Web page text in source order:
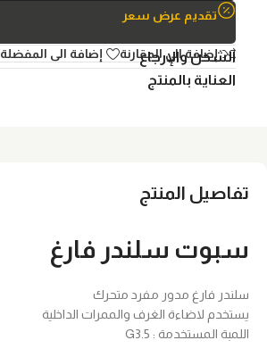
تقديم عرض سعر
إضافة الي المقارنة إضافة الى المفضلة
الشحن والإرجاع
العناية بالمنتج
تفاصيل المنتج
سبوت سلندر فارغ
سلندر فارغ مدور مفرد متحرك
يستخدم لاضاءة الغرف والممرات الداخلية
اللمبة المستخدمة : G3.5